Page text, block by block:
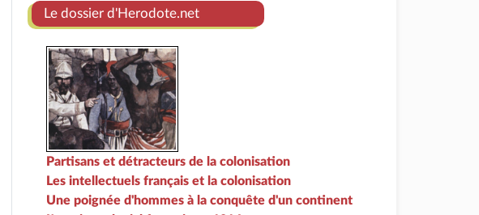
Le dossier d'Herodote.net
Partisans et détracteurs de la colonisation
Les intellectuels français et la colonisation
Une poignée d'hommes à la conquête d'un continent